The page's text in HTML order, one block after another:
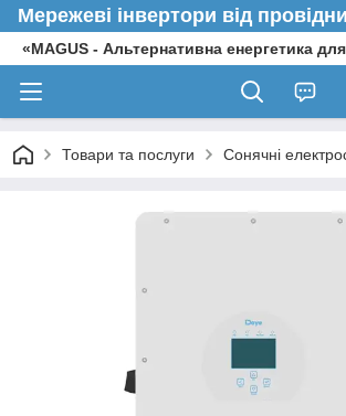
Мережеві інвертори від
«MAGUS - Альтернативна енергетика
Товари та послуги Сонячні